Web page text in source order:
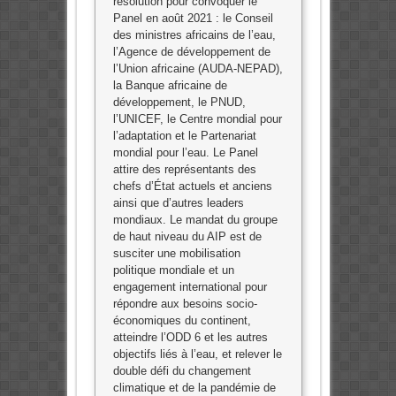
Panel en août 2021 : le Conseil
des ministres africains de l’eau,
l’Agence de développement de
l’Union africaine (AUDA-NEPAD),
la Banque africaine de
développement, le PNUD,
l’UNICEF, le Centre mondial pour
l’adaptation et le Partenariat
mondial pour l’eau. Le Panel
attire des représentants des
chefs d’État actuels et anciens
ainsi que d’autres leaders
mondiaux. Le mandat du groupe
de haut niveau du AIP est de
susciter une mobilisation
politique mondiale et un
engagement international pour
répondre aux besoins socio-
économiques du continent,
atteindre l’ODD 6 et les autres
objectifs liés à l’eau, et relever le
double défi du changement
climatique et de la pandémie de